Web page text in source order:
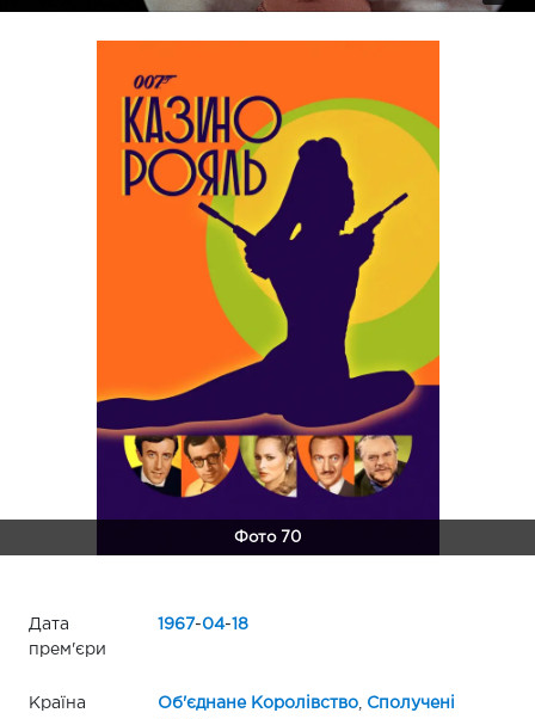
Фото 70
Дата
прем'єри
1967-04-18
Країна Об'єднане Королівство,
Сполучені